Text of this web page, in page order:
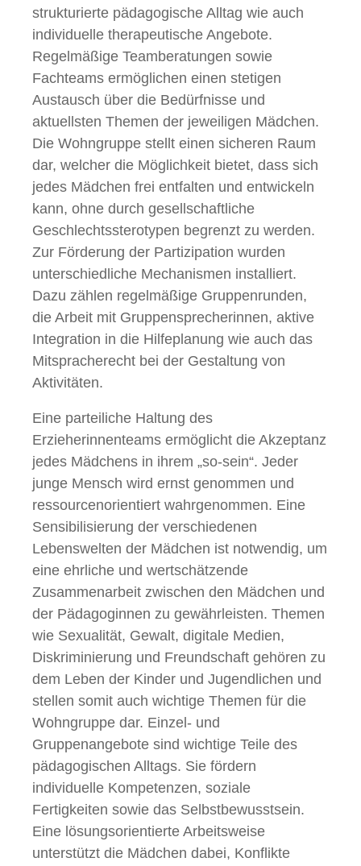
strukturierte pädagogische Alltag wie auch
individuelle therapeutische Angebote.
Regelmäßige Teamberatungen sowie
Fachteams ermöglichen einen stetigen
Austausch über die Bedürfnisse und
aktuellsten Themen der jeweiligen Mädchen.
Die Wohngruppe stellt einen sicheren Raum
dar, welcher die Möglichkeit bietet, dass sich
jedes Mädchen frei entfalten und entwickeln
kann, ohne durch gesellschaftliche
Geschlechtssterotypen begrenzt zu werden.
Zur Förderung der Partizipation wurden
unterschiedliche Mechanismen installiert.
Dazu zählen regelmäßige Gruppenrunden,
die Arbeit mit Gruppensprecherinnen, aktive
Integration in die Hilfeplanung wie auch das
Mitspracherecht bei der Gestaltung von
Aktivitäten.
Eine parteiliche Haltung des
Erzieherinnenteams ermöglicht die Akzeptanz
jedes Mädchens in ihrem „so-sein“. Jeder
junge Mensch wird ernst genommen und
ressourcenorientiert wahrgenommen. Eine
Sensibilisierung der verschiedenen
Lebenswelten der Mädchen ist notwendig, um
eine ehrliche und wertschätzende
Zusammenarbeit zwischen den Mädchen und
der Pädagoginnen zu gewährleisten. Themen
wie Sexualität, Gewalt, digitale Medien,
Diskriminierung und Freundschaft gehören zu
dem Leben der Kinder und Jugendlichen und
stellen somit auch wichtige Themen für die
Wohngruppe dar. Einzel- und
Gruppenangebote sind wichtige Teile des
pädagogischen Alltags. Sie fördern
individuelle Kompetenzen, soziale
Fertigkeiten sowie das Selbstbewusstsein.
Eine lösungsorientierte Arbeitsweise
unterstützt die Mädchen dabei, Konflikte